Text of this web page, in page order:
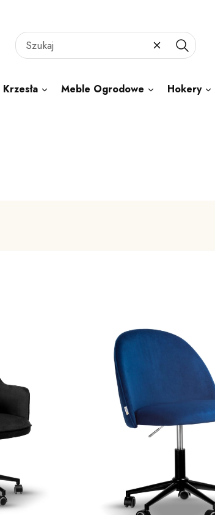
WyczyśćSzukaj
Krzesła Meble Ogrodowe Hokery